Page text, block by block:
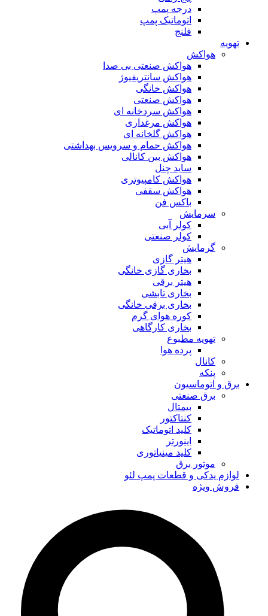
درجه پمپ
اتوماتیک پمپ
فلنج
تهویه
هواکش
هواکش صنعتی بی صدا
هواکش سانتریفیوژ
هواکش خانگی
هواکش صنعتی
هواکش سردخانه ای
هواکش مرغداری
هواکش گلخانه ای
هواکش حمام و سرویس بهداشتی
هواکش بین کانالی
ساید چنل
هواکش کامپیوتری
هواکش سقفی
باکس فن
سرمایش
کولر آبی
کولر صنعتی
گرمایش
هیتر گازی
بخاری گازی خانگی
هیتر برقی
بخاری تابشی
بخاری برقی خانگی
کوره هوای گرم
بخاری کارگاهی
تهویه مطبوع
پرده هوا
کانال
پنکه
برق و اتوماسیون
برق صنعتی
بیمتال
کنتاکتور
کلید اتوماتیک
اینورتر
کلید مینیاتوری
موتور برق
لوازم یدکی و قطعات پمپ لئو
فروش ویژه